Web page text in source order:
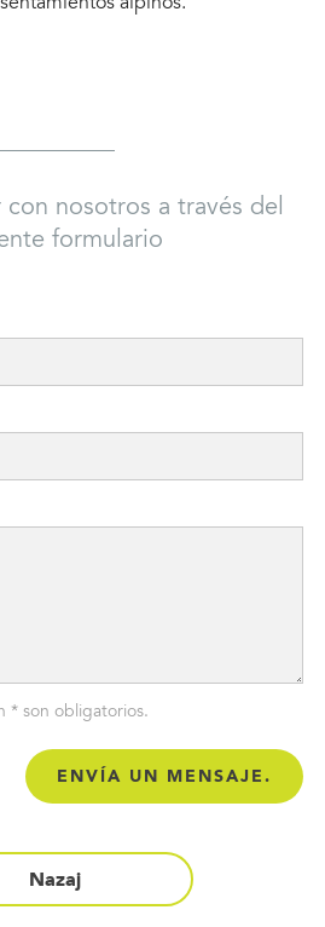
con nosotros a través del
formulario
* son obligatorios.
Nazaj